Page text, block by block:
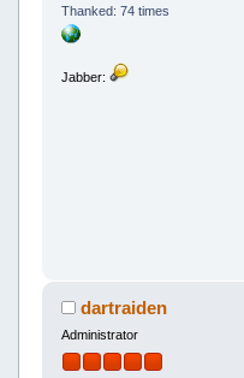
Thanked: 74 times
Jabber:
dartraiden
Administrator